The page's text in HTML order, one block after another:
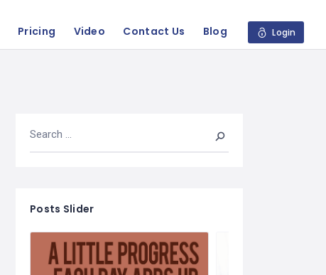
Pricing Video Contact Us Blog Login
Posts Slider